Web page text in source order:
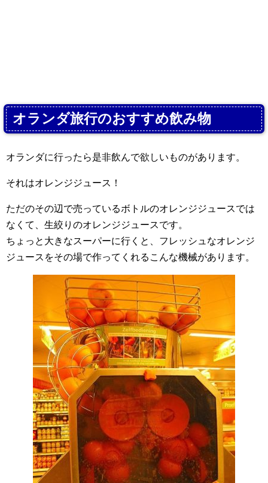
オランダ旅行のおすすめ飲み物
オランダに行ったら是非飲んで欲しいものがあります。
それはオレンジジュース！
ただのその辺で売っているボトルのオレンジジュースでは
なくて、生絞りのオレンジジュースです。
ちょっと大きなスーパーに行くと、フレッシュなオレンジ
ジュースをその場で作ってくれるこんな機械があります。